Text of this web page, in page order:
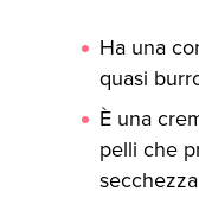
Ha una
quasi
È una
pelli che